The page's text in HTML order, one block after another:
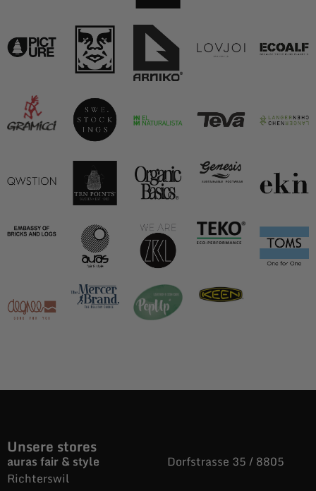
Unsere stores
auras fair & style Dorfstrasse 35 / 8805
Richterswil